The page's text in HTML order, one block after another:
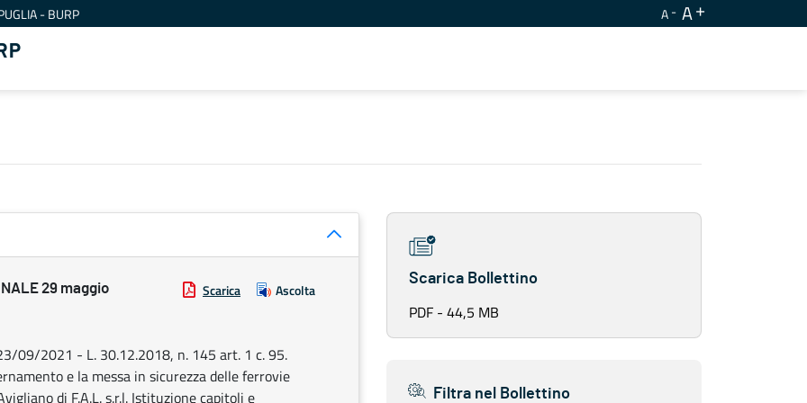
- BURP A A
29 maggio Scarica Ascolta
09/2021 - L. 30.12.2018, n. 145 art. 1 c. 95.
e la messa in sicurezza delle ferrovie
di F.A.L. s.r.l. Istituzione capitoli e
Scarica Bollettino
PDF - 44,5 MB
Filtra nel Bollettino